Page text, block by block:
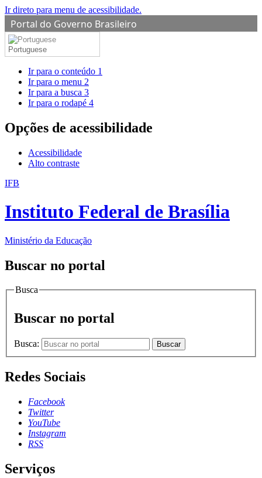
Ir direto para menu de acessibilidade.
Portal do Governo Brasileiro
Portuguese
Ir para o conteúdo 1
Ir para o menu 2
Ir para a busca 3
Ir para o rodapé 4
Opções de acessibilidade
Acessibilidade
Alto contraste
IFB
Instituto Federal de Brasília
Ministério da Educação
Buscar no portal
Busca
Buscar no portal
Busca: Buscar
Redes Sociais
Facebook
Twitter
YouTube
Instagram
RSS
Serviços